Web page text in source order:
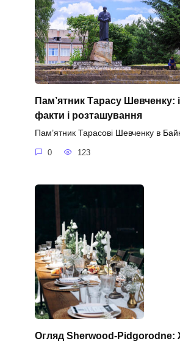
Пам’ятник Тарасу Шевченку:
факти і розташування
Пам’ятник Тарасові Шевченку в
0 123
Огляд Sherwood-Pidgorodne: